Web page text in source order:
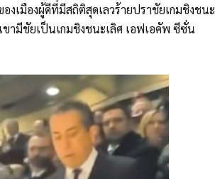
เมืองผู้ดีที่มีสถิติสุดเลวร้ายปราชัยเกมชิงชนะ
ามีชัยเป็นเกมชิงชนะเลิศ เอฟเอคัพ ซีซั่น